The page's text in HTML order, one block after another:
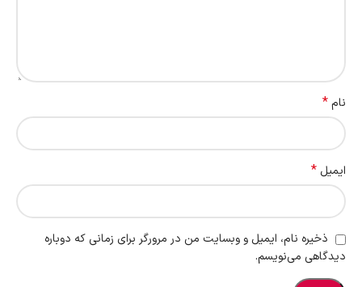
نام*
ایمیل *
ذخیره نام، ایمیل و وبسایت من در مرورگر برای زمانی که دوباره
دیدگاهی می‌نویسم.